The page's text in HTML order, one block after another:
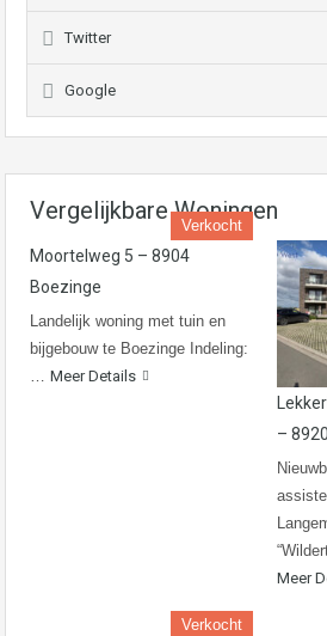
Twitter
Google
Vergelijkbare Woningen
Verkocht
Moortelweg 5 – 8904
Boezinge
Landelijk woning met tuin en
bijgebouw te Boezinge Indeling:
Meer Details
–
Meer
Verkocht